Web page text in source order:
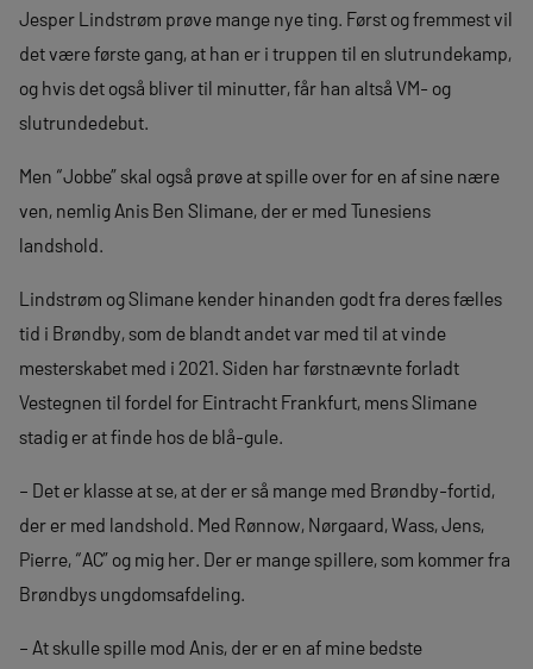
Jesper Lindstrøm prøve mange nye ting. Først og fremmest vil
det være første gang, at han er i truppen til en slutrundekamp,
og hvis det også bliver til minutter, får han altså VM- og
slutrundedebut.
Men “Jobbe” skal også prøve at spille over for en af sine nære
ven, nemlig Anis Ben Slimane, der er med Tunesiens
landshold.
Lindstrøm og Slimane kender hinanden godt fra deres fælles
tid i Brøndby, som de blandt andet var med til at vinde
mesterskabet med i 2021. Siden har førstnævnte forladt
Vestegnen til fordel for Eintracht Frankfurt, mens Slimane
stadig er at finde hos de blå-gule.
– Det er klasse at se, at der er så mange med Brøndby-fortid,
der er med landshold. Med Rønnow, Nørgaard, Wass, Jens,
Pierre, “AC” og mig her. Der er mange spillere, som kommer fra
Brøndbys ungdomsafdeling.
– At skulle spille mod Anis, der er en af mine bedste